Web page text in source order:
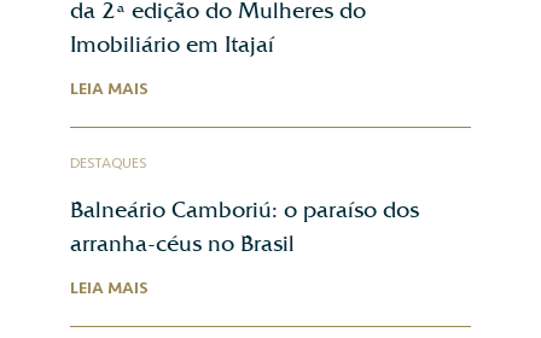
da 2ª edição do Mulheres do
Imobiliário em Itajaí
LEIA MAIS
DESTAQUES
Balneário Camboriú: o paraíso dos
arranha-céus no Brasil
LEIA MAIS